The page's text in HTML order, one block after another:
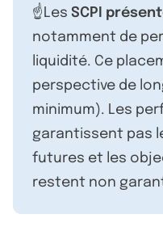
☝️Les SCPI
notamment de
liquidité. Ce
perspective de
minimum). Les
garantissent pas
futures et les
restent non